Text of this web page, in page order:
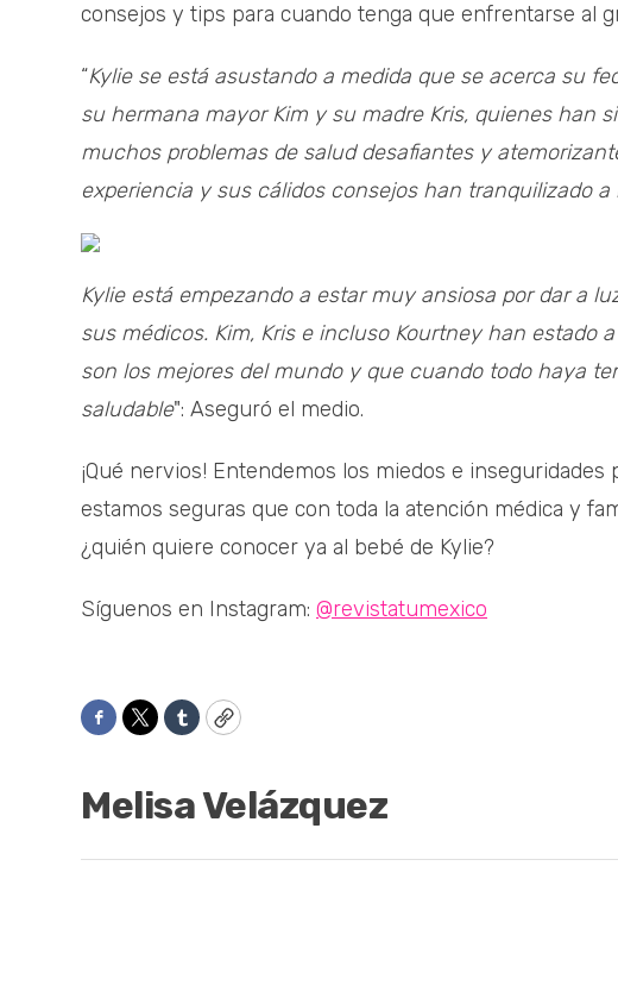
consejos y tips para cuando tenga que enfrentarse al
“Kylie se está asustando a medida que se acerca su
su hermana mayor Kim y su madre Kris, quienes han
muchos problemas de salud desafiantes y
experiencia y sus cálidos consejos han tranquilizado
Kylie está empezando a estar muy ansiosa por dar a
sus médicos. Kim, Kris e incluso Kourtney han estado
son los mejores del mundo y que cuando todo haya
saludable": Aseguró el medio.
¡Qué nervios! Entendemos los miedos e
estamos seguras que con toda la atención médica y
¿quién quiere conocer ya al bebé de Kylie?
Síguenos en Instagram: @revistatumexico
Facebook
TwitterTumblrCopy
Melisa Velázquez